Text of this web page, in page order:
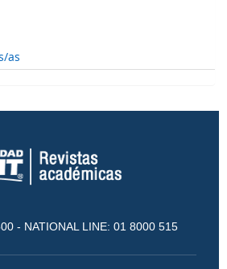
as
- NATIONAL LINE: 01 8000 515